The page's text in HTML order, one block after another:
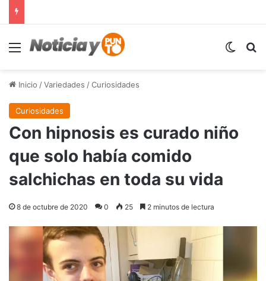
Menú
Inicio /Variedades /Curiosidades
Curiosidades
Con hipnosis es curado niño
que solo había comido
salchichas en toda su vida
8 de octubre de 2020 0 25 2 minutos de lectura